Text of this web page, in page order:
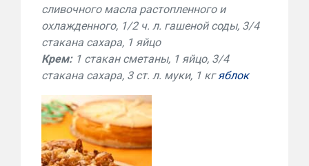
сливочного масла растопленного и
охлажденного, 1/2 ч. л. гашеной соды, 3/4
стакана сахара, 1 яйцо
Крем:1 стакан сметаны, 1 яйцо, 3/4
стакана сахара, 3 ст. л. муки, 1 кгяблок